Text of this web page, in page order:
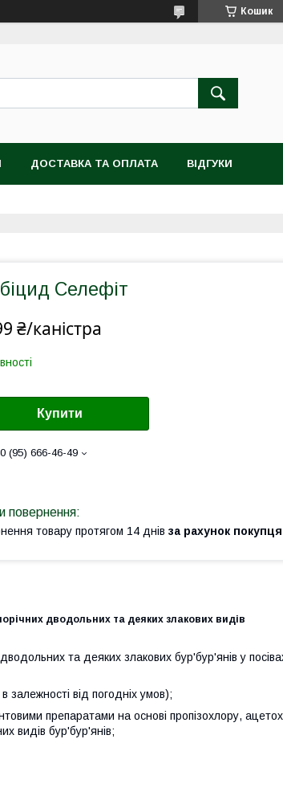
Кошик
ДОСТАВКА ТА ОПЛАТА ВІДГУКИ
Селефіт
₴/каністра
Купити
(95) 666-46-49
товару протягом 14 днів за рахунок покупця
дводольних та деяких злакових видів
та деяких злакових бур'бур'янів у
залежності від погодніх умов);
препаратами на основі пропізохлору,
видів бур'бур'янів;